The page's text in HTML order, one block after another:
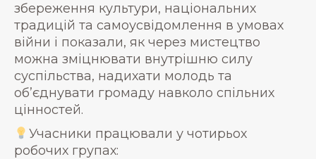
збереження культури, національних
традицій та самоусвідомлення в умовах
війни і показали, як через мистецтво
можна зміцнювати внутрішню силу
суспільства, надихати молодь та
об’єднувати громаду навколо спільних
цінностей.
Учасники працювали у чотирьох
робочих групах: